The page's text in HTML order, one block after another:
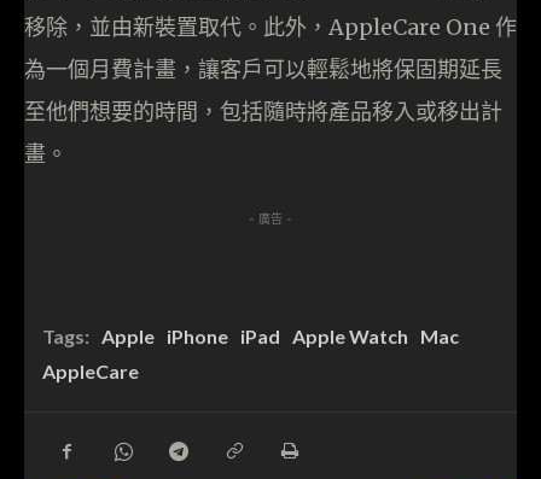
移除，並由新裝置取代。此外，AppleCare One 作
為一個月費計畫，讓客戶可以輕鬆地將保固期延長
至他們想要的時間，包括隨時將產品移入或移出計
畫。
- 廣告 -
Tags: Apple iPhone iPad Apple Watch
Mac
AppleCare